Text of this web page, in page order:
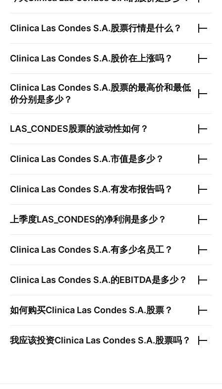
Clinica Las Condes S.A.股票行情是什么？
Clinica Las Condes S.A.股价在上涨吗？
Clinica Las Condes S.A.股票的最高价和最低
价分别是多少？
LAS_CONDES股票的波动性如何？
Clinica Las Condes S.A.市值是多少？
Clinica Las Condes S.A.有发布报告吗？
上季度LAS_CONDES的净利润是多少？
Clinica Las Condes S.A.有多少名员工？
Clinica Las Condes S.A.的EBITDA是多少？
如何购买Clinica Las Condes S.A.股票？
我应该投资Clinica Las Condes S.A.股票吗？